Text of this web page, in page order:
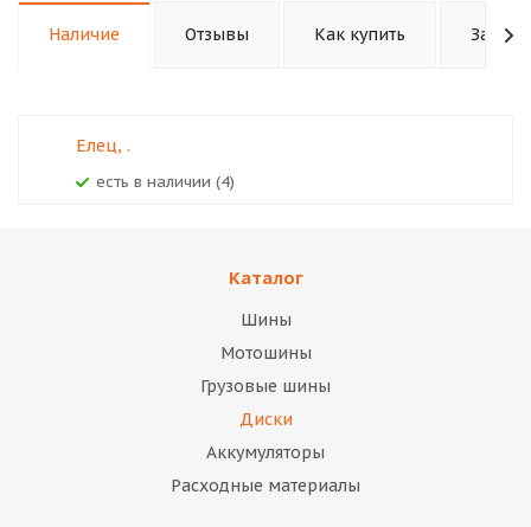
Наличие Отзывы Как купить
Елец, .
Есть в наличии (4)
Каталог
Шины
Мотошины
Грузовые шины
Диски
Аккумуляторы
Расходные материалы